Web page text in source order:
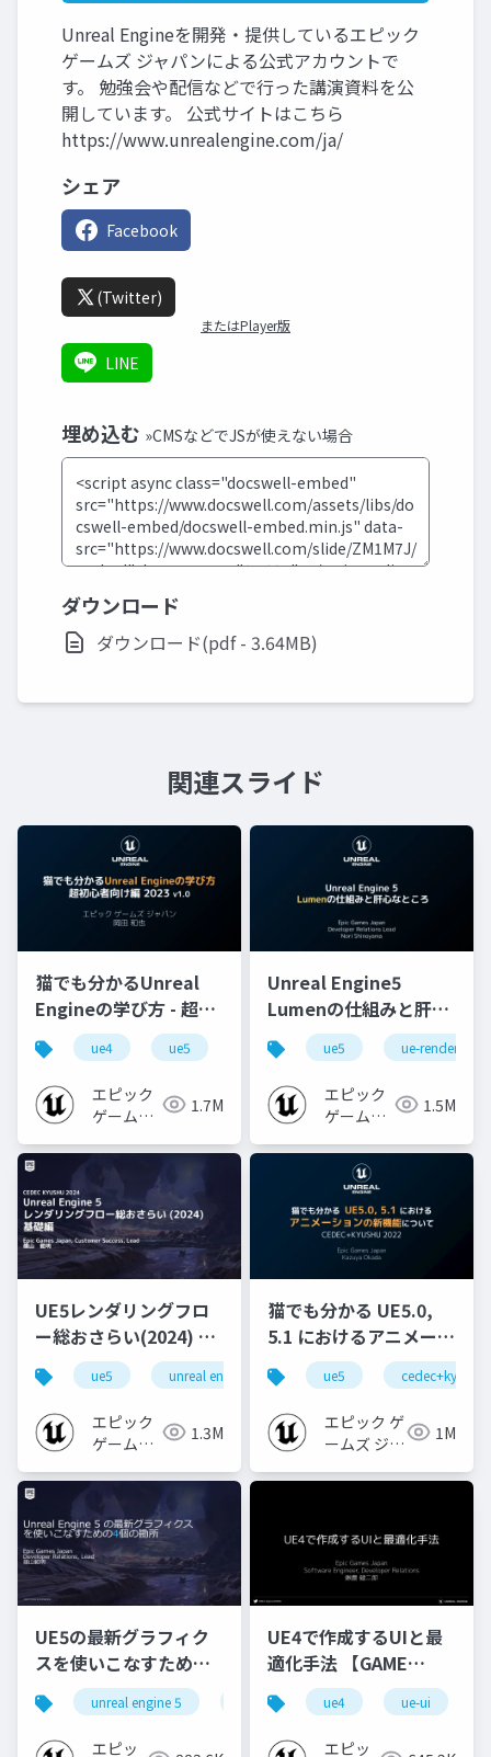
Unreal Engineを開発・提供しているエピック
ゲームズ ジャパンによる公式アカウントで
す。 勉強会や配信などで行った講演資料を公
開しています。 公式サイトはこちら
https://www.unrealengine.com/ja/
シェア
Facebook
(Twitter)
またはPlayer版
LINE
埋め込む »CMSなどでJSが使えない場合
ダウンロード
ダウンロード(pdf - 3.64MB)
関連スライド
猫でも分かるUnreal
Engineの学び方 - 超初
心者向け編 - 2023 v1.0
ue4 ue5 ue-beginner
エピック
ゲームズ
1.7M
Unreal Engine5
Lumenの仕組みと肝心
なところ
ue5 ue-rendering
エピック
ゲームズ
1.5M
UE5レンダリングフロ
ー総おさらい(2024) 基
礎編！
[CEDEC+KYUSHU
2024]
ue5 unreal engine ue-rendering
エピック
ゲームズ
1.3M
猫でも分かる UE5.0,
5.1 におけるアニメーシ
ョンの新機能について
【CEDEC+KYUSHU
2022】
ue5 cedec+kyushu
エピック ゲ
ームズ ジャ
1M
UE5の最新グラフィク
スを使いこなすための4
個の勘所
[CEDEC+KYUSHU
2023]
unreal engine 5 cedec cedec+kyushu
エピッ
UE4で作成するUIと最
適化手法 【GAME
CREATORS
CONFERENCE '20】
ue4 ue-ui
エピッ